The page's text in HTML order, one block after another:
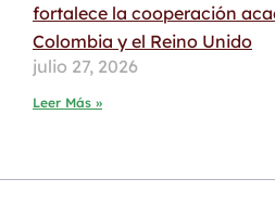
fortalece la cooperación
Colombia y el Reino Unido
julio 27, 2026
Leer Más »